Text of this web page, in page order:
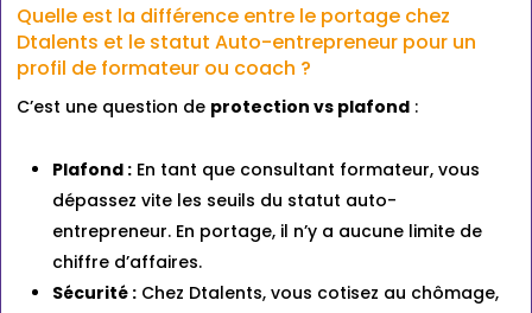
Quelle est la différence entre le portage chez
Dtalents et le statut Auto-entrepreneur pour un
profil de formateur ou coach ?
C’est une question de protection vs plafond :
Plafond : En tant que consultant formateur, vous
dépassez vite les seuils du statut auto-
entrepreneur. En portage, il n’y a aucune limite de
chiffre d’affaires.
Sécurité : Chez Dtalents, vous cotisez au chômage,